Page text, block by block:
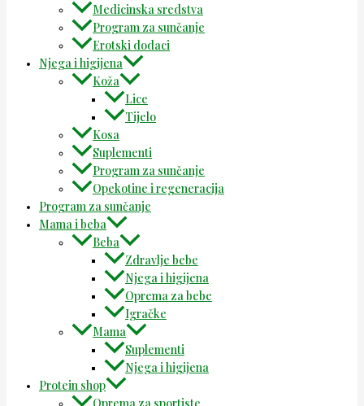
Medicinska sredstva
Program za sunčanje
Erotski dodaci
Njega i higijena
Koža
Lice
Tijelo
Kosa
Suplementi
Program za sunčanje
Opekotine i regeneracija
Program za sunčanje
Mama i beba
Beba
Zdravlje bebe
Njega i higijena
Oprema za bebe
Igračke
Mama
Suplementi
Njega i higijena
Protein shop